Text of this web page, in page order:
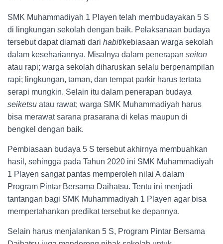
SMK Muhammadiyah 1 Playen telah membudayakan 5 S
di lingkungan sekolah dengan baik. Pelaksanaan budaya
tersebut dapat diamati dari habit/kebiasaan warga sekolah
dalam kesehariannya. Misalnya dalam penerapan seiton
atau rapi; warga sekolah diharuskan selalu berpenampilan
rapi; lingkungan, taman, dan tempat parkir harus tertata
serapi mungkin. Selain itu dalam penerapan budaya
seiketsu atau rawat; warga SMK Muhammadiyah harus
bisa merawat sarana prasarana di kelas maupun di
bengkel dengan baik.
Pembiasaan budaya 5 S tersebut akhirnya membuahkan
hasil, sehingga pada Tahun 2020 ini SMK Muhammadiyah
1 Playen sangat pantas memperoleh nilai A dalam
Program Pintar Bersama Daihatsu. Tentu ini menjadi
tantangan bagi SMK Muhammadiyah 1 Playen agar bisa
mempertahankan predikat tersebut ke depannya.
Selain harus menjalankan 5 S, Program Pintar Bersama